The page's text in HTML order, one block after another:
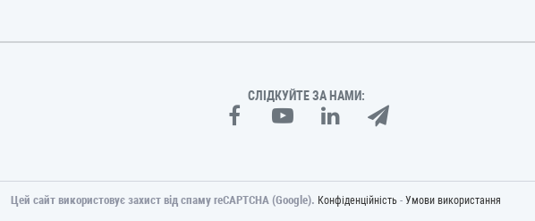
СЛІДКУЙТЕ ЗА НАМИ:
Цей сайт використовує захист від спаму reCAPTCHA (Google). Конфіденційність - Умови використання